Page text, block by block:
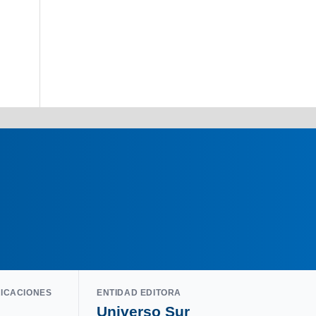
ENTIDAD EDITORA
Universo Sur